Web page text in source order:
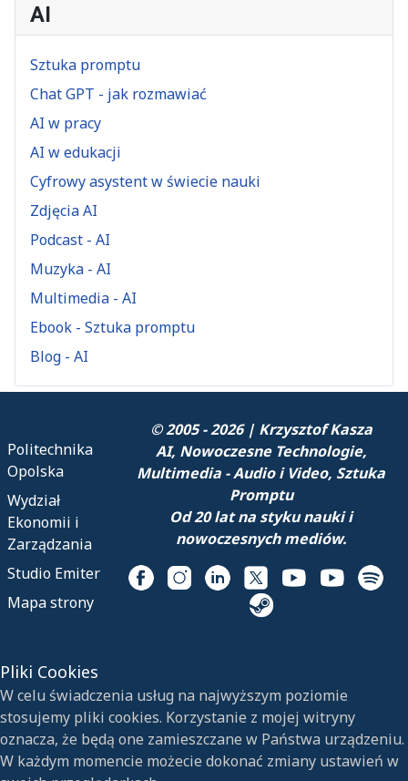
AI
Sztuka promptu
Chat GPT - jak rozmawiać
AI w pracy
AI w edukacji
Cyfrowy asystent w świecie nauki
Zdjęcia AI
Podcast - AI
Muzyka - AI
Multimedia - AI
Ebook - Sztuka promptu
Blog - AI
Politechnika
Opolska
Wydział
Ekonomii i
Zarządzania
Studio Emiter
Mapa strony
© 2005 - 2026 | Krzysztof Kasza
AI, Nowoczesne Technologie,
Multimedia - Audio i Video, Sztuka
Promptu
Od 20 lat na styku nauki i
nowoczesnych mediów.
Pliki Cookies
W celu świadczenia usług na najwyższym poziomie
stosujemy pliki cookies. Korzystanie z mojej witryny
oznacza, że będą one zamieszczane w Państwa urządzeniu.
W każdym momencie możecie dokonać zmiany ustawień w